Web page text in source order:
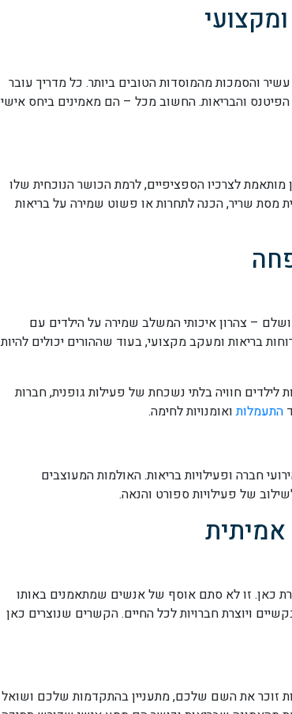
והסמכות מהמוסדות הטובים ביותר. כל מדריך עובר
והבריאות. החשוב מכל – הם מאמינים ביחס אישי
מותאמת לצרכיו הספציפיים, לרמת הכושר הנוכחית שלו
מסת שריר, הכנה לתחרות או פשוט שמירה על בריאות
– צהרון איכותי המשלב שמירה על הילדים עם
בריאות ומעקב מקצועי, בעוד שההורים יכולים להיות
לילדים חוויה בלתי נשכחת של פעילות גופנית, חברות
התעמלותואומנויות לחימה.
חברה ופעילויות בריאות. האולמות המעוצבים
של פעילויות ספורט והנאה.
אמיתית
כאן. זו לא סתם אוסף של אנשים שמתאמנים באותו
ויוצרת חברויות לכל החיים. הקשרים שנוצרים כאן
זוכר את השם שלכם, מתעניין בהתקדמות שלכם ושואל